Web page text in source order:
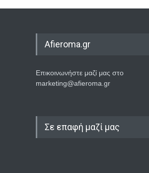
Afieroma.gr
Επικοινωνήστε μαζί μας στο
marketing@afieroma.gr
Σε επαφή μαζί μας